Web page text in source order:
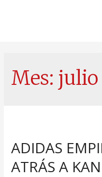
Mes: julio
ADIDAS
ATRÁS A